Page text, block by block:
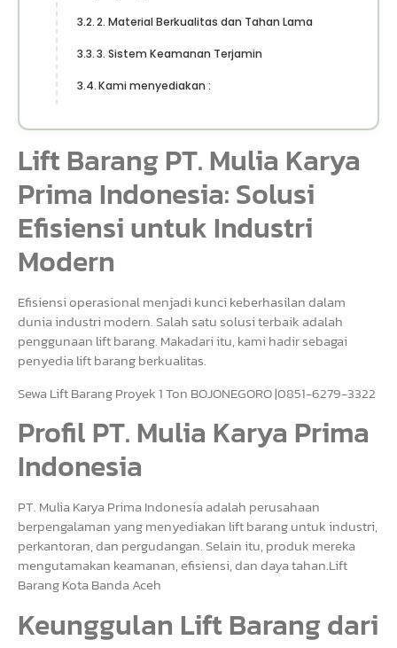
2. Material Berkualitas dan Tahan Lama
3. Sistem Keamanan Terjamin
Kami menyediakan :
Lift Barang PT. Mulia Karya
Prima Indonesia: Solusi
Efisiensi untuk Industri
Modern
Efisiensi operasional menjadi kunci keberhasilan dalam
dunia industri modern. Salah satu solusi terbaik adalah
penggunaan lift barang. Makadari itu, kami hadir sebagai
penyedia lift barang berkualitas.
Sewa Lift Barang Proyek 1 Ton BOJONEGORO |0851-6279-3322
Profil PT. Mulia Karya Prima
Indonesia
PT. Mulia Karya Prima Indonesia adalah perusahaan
berpengalaman yang menyediakan lift barang untuk industri,
perkantoran, dan pergudangan. Selain itu, produk mereka
mengutamakan keamanan, efisiensi, dan daya tahan.Lift
Barang Kota Banda Aceh
Keunggulan Lift Barang dari